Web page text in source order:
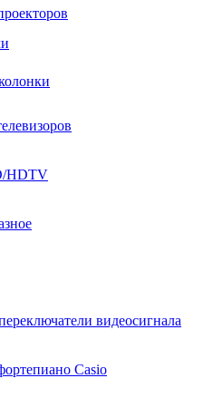
HDTV
видеосигнала
Casio